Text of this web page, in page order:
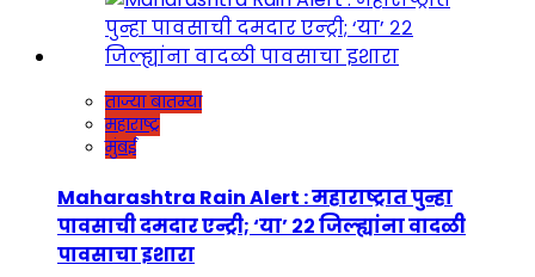
ताज्या बातम्या
महाराष्ट्र
मुंबई
Maharashtra Rain Alert : महाराष्ट्रात पुन्हा
पावसाची दमदार एन्ट्री; ‘या’ २२ जिल्ह्यांना वादळी
पावसाचा इशारा